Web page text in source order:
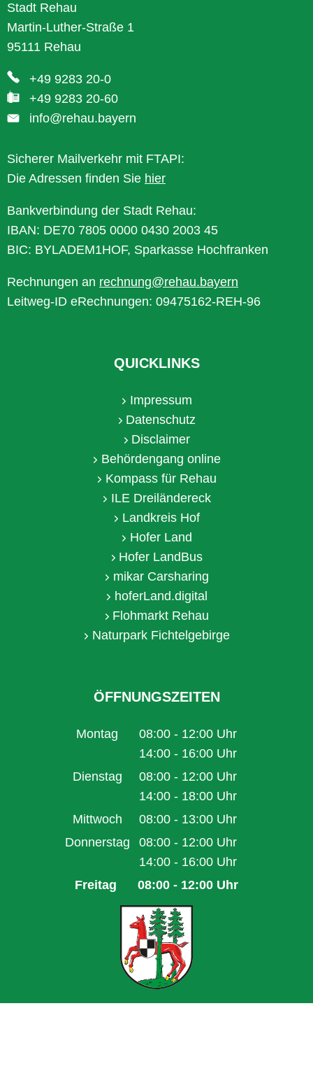
Stadt Rehau
Martin-Luther-Straße 1
95111 Rehau
+49 9283 20-0
+49 9283 20-60
info@rehau.bayern
Sicherer Mailverkehr mit FTAPI:
Die Adressen finden Sie hier
Bankverbindung der Stadt Rehau:
IBAN: DE70 7805 0000 0430 2003 45
BIC: BYLADEM1HOF, Sparkasse Hochfranken
Rechnungen an rechnung@rehau.bayern
Leitweg-ID eRechnungen: 09475162-REH-96
QUICKLINKS
Impressum
Datenschutz
Disclaimer
Behördengang online
Kompass für Rehau
ILE Dreiländereck
Landkreis Hof
Hofer Land
Hofer LandBus
mikar Carsharing
hoferLand.digital
Flohmarkt Rehau
Naturpark Fichtelgebirge
ÖFFNUNGSZEITEN
Montag 08:00 - 12:00 Uhr
Von 08:00 bis 12:00 Uhr
14:00 - 16:00 Uhr
Von 14:00 bis 16:00 Uhr
Dienstag 08:00 - 12:00 Uhr
Von 08:00 bis 12:00 Uhr
14:00 - 18:00 Uhr
Von 14:00 bis 18:00 Uhr
Mittwoch 08:00 - 13:00 Uhr
Von 08:00 bis 13:00 Uhr
Donnerstag 08:00 - 12:00 Uhr
Von 08:00 bis 12:00 Uhr
14:00 - 16:00 Uhr
Von 14:00 bis 16:00 Uhr
Freitag 08:00 - 12:00 Uhr
Von 08:00 bis 12:00 Uhr